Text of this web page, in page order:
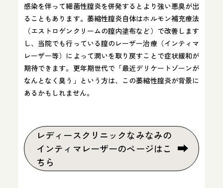
感染を伴って細菌性膣炎を併発するとより強い悪臭が出
ることもあります。萎縮性膣炎自体はホルモン補充療法
（エストロゲンクリームの膣内塗布など）で改善します
し、当院でも行っている膣のレーザー治療（インティマ
レーザー等）によって潤いを取り戻すことで症状緩和が
期待できます​。更年期世代で「最近デリケートゾーンが
なんとなく臭う」という方は、この萎縮性膣炎が背景に
あるかもしれません。
レディースクリニックなみなみの
インティマレーザーのページはこ
ちら